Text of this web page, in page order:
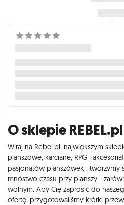
O sklepie REBEL.pl
Witaj na Rebel.pl, największym
planszowe, karciane, RPG i
pasjonatów planszówek i tworzymy
mnóstwo czasu przy planszy -
wolnym. Aby Cię zaprosić do
ofertę, przygotowaliśmy krótki